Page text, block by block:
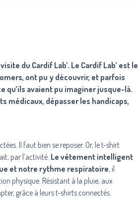
du Cardif Lab’. Le Cardif Lab’ est le
ont pu y découvrir, et parfois
avaient pu imaginer jusque-là.
médicaux, dépasser les handicaps,
Il faut bien se reposer. Or, le t-shirt
par l’activité. Le vêtement intelligent
et notre rythme respiratoire, il
physique. Résistant à la pluie, aux
grâce à leurs t-shirts connectés.